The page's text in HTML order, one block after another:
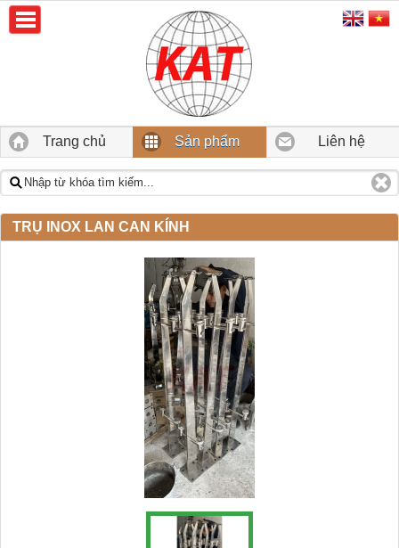
Trang chủ Sản phẩm Liên hệ
TRỤ INOX LAN CAN KÍNH